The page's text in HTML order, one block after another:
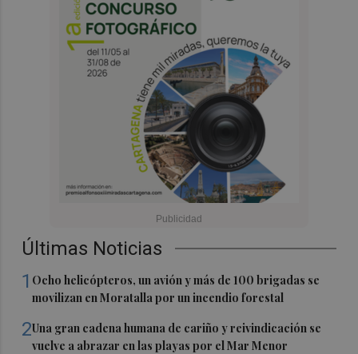
Últimas Noticias
1 Ocho helicópteros, un avión y más de 100 brigadas se
movilizan en Moratalla por un incendio forestal
2Una gran cadena humana de cariño y reivindicación se
vuelve a abrazar en las playas por el Mar Menor